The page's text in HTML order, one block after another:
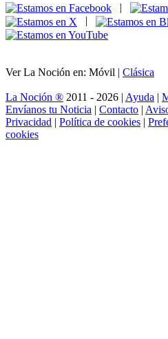
|
|
Ver La Noción en: Móvil | Clásica
La Noción ® 2011 - 2026 | Ayuda |
Envíanos tu Noticia | Contacto |
Privacidad | Política de cookies |
cookies